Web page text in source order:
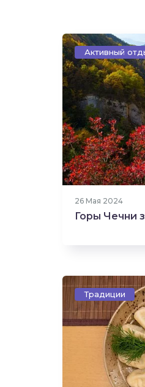
Активный
512 прочтений
26 Мая 2024
Горы Чечни
Традиции